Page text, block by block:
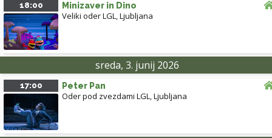
18:00 Minizaver in Dino
Veliki oder LGL,Ljubljana
sreda, 3. junij 2026
17:00 Peter Pan
Oder pod zvezdami LGL,Ljubljana